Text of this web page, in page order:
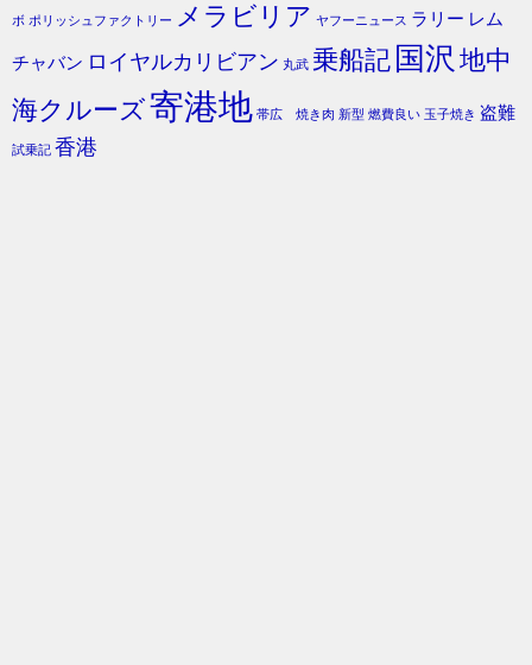
ボ ポリッシュファクトリー メラビリア ヤフーニュース ラリー レム
チャバン ロイヤルカリビアン 丸武 乗船記 国沢 地中
海クルーズ寄港地 帯広 焼き肉 新型 燃費良い 玉子焼き 盗難
試乗記 香港